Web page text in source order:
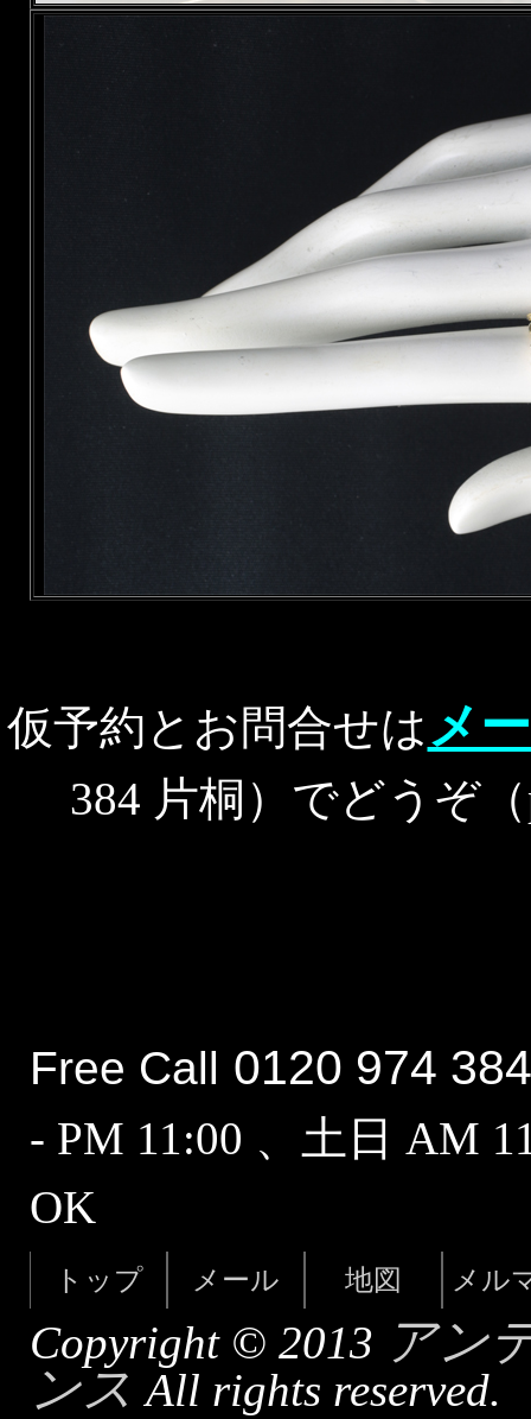
仮予約とお問合せはメ
384 片桐）でどうぞ
Free Call 0120 974 384
- PM 11:00 、土日 AM
OK
トップ メール 地図 メル
Copyright © 2013 アン
ンス All rights reserved.